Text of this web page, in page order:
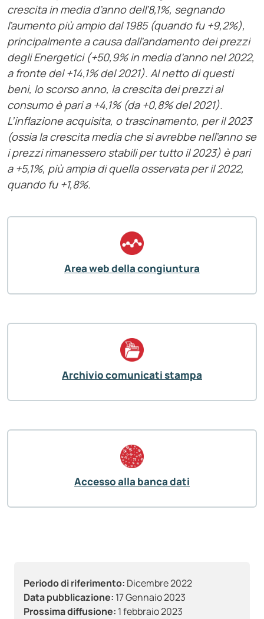
Periodo di riferimento: Dicembre 2022
Data pubblicazione: 17 Gennaio 2023
Prossima diffusione: 1 febbraio 2023
crescita in media d’anno dell’8,1%, segnando
l’aumento più ampio dal 1985 (quando fu +9,2%),
principalmente a causa dall’andamento dei prezzi
degli Energetici (+50,9% in media d’anno nel 2022,
a fronte del +14,1% del 2021). Al netto di questi
beni, lo scorso anno, la crescita dei prezzi al
consumo è pari a +4,1% (da +0,8% del 2021).
L’inflazione acquisita, o trascinamento, per il 2023
(ossia la crescita media che si avrebbe nell’anno se
i prezzi rimanessero stabili per tutto il 2023) è pari
a +5,1%, più ampia di quella osservata per il 2022,
quando fu +1,8%.
Area web della congiuntura
Archivio comunicati stampa
Accesso alla banca dati